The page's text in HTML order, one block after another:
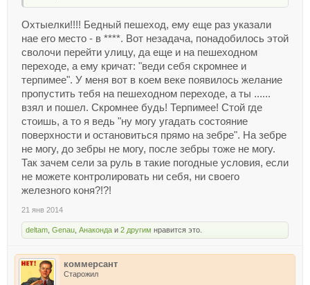
Охтыелки!!!! Бедный пешеход, ему еще раз указали
нае его место - в ****. Вот незадача, понадобилось этой
сволочи перейти улицу, да еще и на пешеходном
переходе, а ему кричат: "веди себя скромнее и
терпимее". У меня вот в коем веке появилось желание
пропустить тебя на пешеходном переходе, а ты ......
взял и пошел. Скромнее будь! Терпимее! Стой где
стоишь, а то я ведь "ну могу угадать состояние
поверхности и остановиться прямо на зебре". На зебре
не могу, до зебры не могу, после зебры тоже не могу.
Так зачем сели за руль в такие погодные условия, если
не можете контролировать ни себя, ни своего
железного коня?!?!
21 янв 2014
deltam Genau Анаконда и 2 другим нравится это.
коммерсант
Старожил